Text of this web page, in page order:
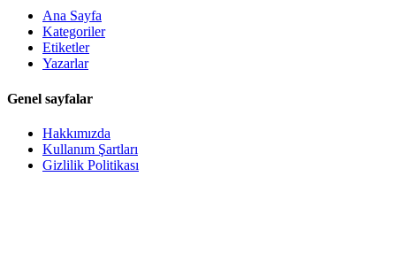
Ana Sayfa
Kategoriler
Etiketler
Yazarlar
Genel sayfalar
Hakkımızda
Kullanım Şartları
Gizlilik Politikası